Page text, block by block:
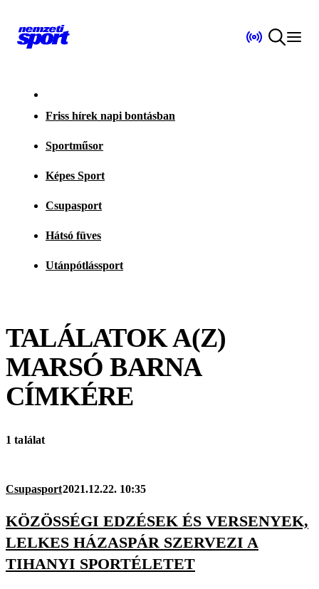
Friss hírek napi bontásban
Sportműsor
Képes Sport
Csupasport
Hátsó füves
Utánpótlássport
TALÁLATOK A(Z)
MARSÓ BARNA
CÍMKÉRE
1 találat
Csupasport2021.12.22. 10:35
KÖZÖSSÉGI EDZÉSEK ÉS VERSENYEK,
LELKES HÁZASPÁR SZERVEZI A
TIHANYI SPORTÉLETET